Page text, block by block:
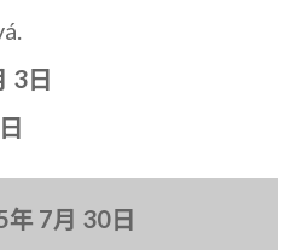
3日
7月 30日